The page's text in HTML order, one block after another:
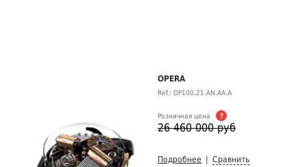
OPERA
Ref.: OP100.21.AN.AA.A
Розничная цена ?
26 460 000 руб
Подробнее Сравнить